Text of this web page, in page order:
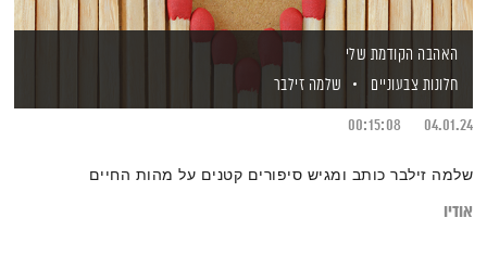
האהבה הקודמת שלי
חלונות צבעוניים
שלמה זילבר
04.01.24
00:15:08
שלמה זילבר כותב ומגיש סיפורים קטנים על מהות החיים
אודיו